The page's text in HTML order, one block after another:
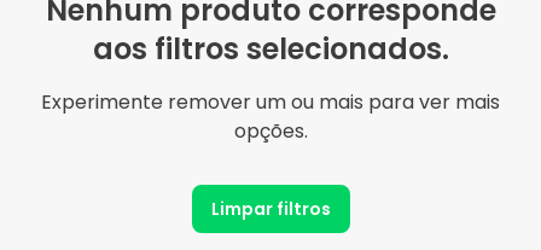
Nenhum produto corresponde
aos filtros selecionados.
Experimente remover um ou mais para ver mais
opções.
Limpar filtros